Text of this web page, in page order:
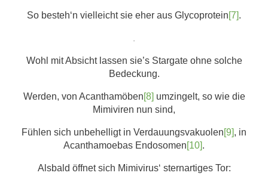
So besteh‘n vielleicht sie eher aus Glycoprotein[7].
Wohl mit Absicht lassen sie’s Stargate ohne solche
Bedeckung.
Werden, von Acanthamöben[8] umzingelt, so wie die
Mimiviren nun sind,
Fühlen sich unbehelligt in Verdauungsvakuolen[9], in
Acanthamoebas Endosomen[10].
Alsbald öffnet sich Mimivirus‘ sternartiges Tor: